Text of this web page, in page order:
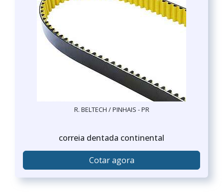
R. BELTECH / PINHAIS - PR
correia dentada continental
Cotar agora